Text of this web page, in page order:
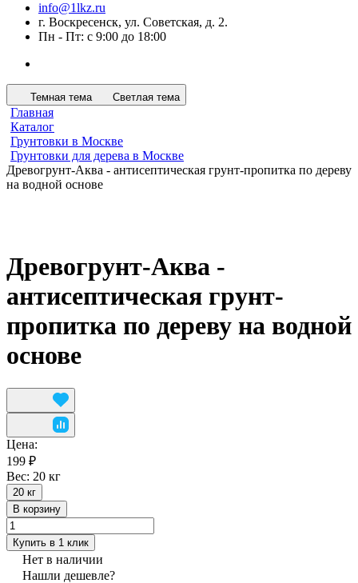
info@1lkz.ru
г. Воскресенск, ул. Советская, д. 2.
Пн - Пт: с 9:00 до 18:00
Темная тема Светлая тема
Главная
Каталог
Грунтовки в Москве
Грунтовки для дерева в Москве
Древогрунт-Аква - антисептическая грунт-пропитка по дереву
на водной основе
Древогрунт-Аква -
антисептическая грунт-
пропитка по дереву на водной
основе
Цена:
199 ₽
Вес: 20 кг
20 кг
В корзину
Купить в 1 клик
Нет в наличии
Нашли дешевле?